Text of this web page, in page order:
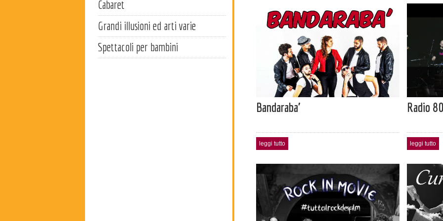
Cabaret
Grandi illusioni ed arti varie
Spettacoli per bambini
Bandaraba'
leggi tutto
Radio 80
leggi tutto